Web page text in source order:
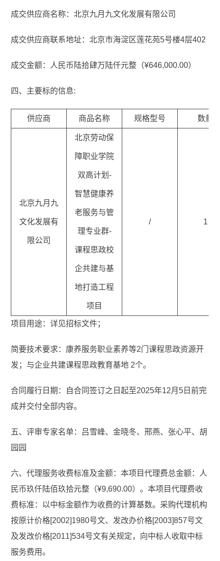
成交供应商名称：北京九月九文化发展有限公司
成交供应商联系地址：北京市海淀区莲花苑5号楼4层402
成交金额：人民币陆拾肆万陆仟元整（¥646,000.00）
四、主要标的信息:
供应商 商品名称 规格型号 数量
北京九月九
文化发展有
限公司
北京劳动保
障职业学院
双高计划-
智慧健康养
老服务与管
理专业群-
课程思政校
企共建与基
地打造工程
项目
/ 1
项目用途：详见招标文件；
简要技术要求：康养服务职业素养等2门课程思政资源开
发；与企业共建课程思政教育基地 2个。
合同履行日期：自合同签订之日起至2025年12月5日前完
成并交付全部内容。
五、评审专家名单：吕雪峰、金晓冬、邢燕、张心平、胡
园园
六、代理服务收费标准及金额：本项目代理费总金额：人
民币玖仟陆佰玖拾元整（¥9,690.00）。本项目代理费收
费标准：以中标金额作为收费的计算基数。采购代理机构
按原计价格[2002]1980号文、发改办价格[2003]857号文
及发改价格[2011]534号文有关规定，向中标人收取中标
服务费用。